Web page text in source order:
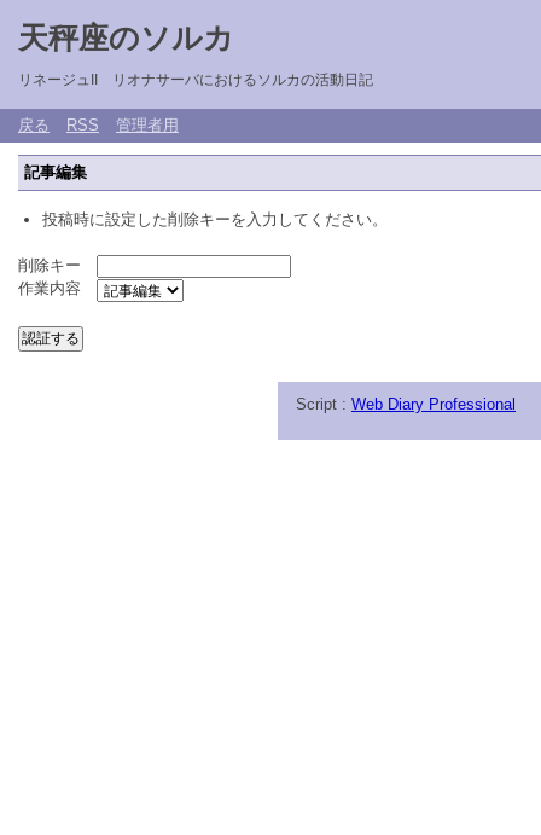
天秤座のソルカ
リネージュII リオナサーバにおけるソルカの活動日記
戻る RSS 管理者用
記事編集
投稿時に設定した削除キーを入力してください。
削除キー
作業内容
Script : Web Diary Professional